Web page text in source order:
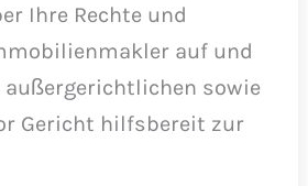
Ihre Rechte und
auf und
sowie
Gericht hilfsbereit zur